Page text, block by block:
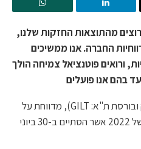
מהתוצאות החזקות שלנו,
החברה. אנו ממשיכים
ורואים פוטנציאל צמיחה הולך
בהם אנו פועלים
גילת רשתות לוויין בע"מ (נאסד"ק ובורסת ת"א: GILT), מדווחת על
תוצאותיה הכספיות לרבעון השני של 2022 אשר הסתיים ב-30 ביוני